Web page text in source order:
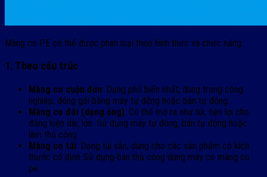
Màng co PE có thể được phân loại theo hình thức và chức năng:
1. Theo cấu trúc
Màng co cuộn đơn: Dạng phổ biến nhất, dùng trong công
nghiệp, đóng gói bằng máy tự động hoặc bán tự động.
Màng co đôi (dạng ống): Có thể mở ra như túi, tiện lợi cho
đóng kiện dài, lớn. Sử dụng máy tự đông, bán tự động hoặc
làm thủ công.
Màng co túi: Dạng túi sẵn, dùng cho các sản phẩm có kích
thước cố định Sử dụng bán thủ công dùng máy co màng co
pe.